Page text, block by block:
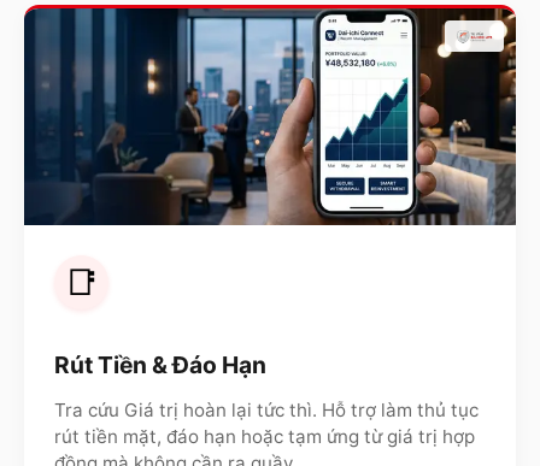
📑
Rút Tiền & Đáo Hạn
Tra cứu Giá trị hoàn lại tức thì. Hỗ trợ làm thủ tục
rút tiền mặt, đáo hạn hoặc tạm ứng từ giá trị hợp